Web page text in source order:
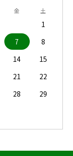
金 土
1
7
8
14
15
21
22
28
29